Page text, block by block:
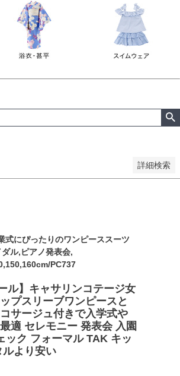
詳細検索
式にぴったりのワンピーススーツ
ダル,ピアノ発表会,
PC737
ル】キャサリンコテージ女
プスリーブワンピースと
サージュ付きで入学式や
適 セレモニー 発表会 入園
ック フォーマル TAK キッ
ルより安い